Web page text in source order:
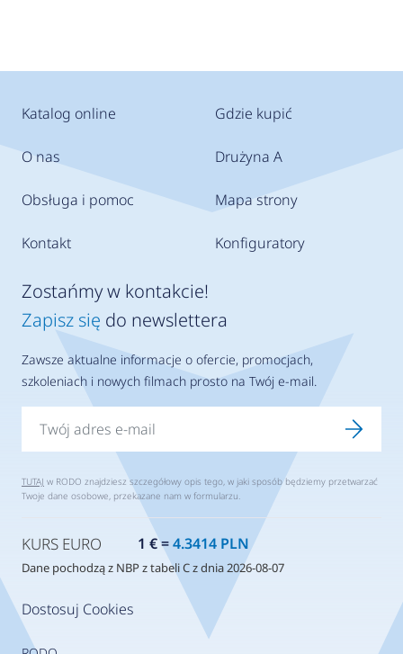
Katalog online
O nas
Obsługa i pomoc
Kontakt
Gdzie kupić
Drużyna A
Mapa strony
Konfiguratory
Dostosuj Cookies
Zostańmy w kontakcie!
Zapisz się do newslettera
Zawsze aktualne informacje o ofercie, promocjach,
szkoleniach i nowych filmach prosto na Twój e-mail.
TUTAJ w RODO znajdziesz szczegółowy opis tego, w jaki sposób będziemy przetwarzać
Twoje dane osobowe, przekazane nam w formularzu.
KURS EURO 1 € =4.3414 PLN
Dane pochodzą z NBP z tabeli C z dnia 2026-08-07